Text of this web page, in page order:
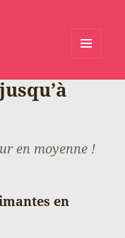
en moyenne !
en